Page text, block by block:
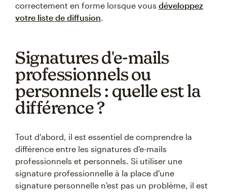
correctement en forme lorsque vous développez
votre liste de diffusion.
Signatures d'e-mails
professionnels ou
personnels : quelle est la
différence ?
Tout d'abord, il est essentiel de comprendre la
différence entre les signatures d'e-mails
professionnels et personnels. Si utiliser une
signature professionnelle à la place d'une
signature personnelle n'est pas un problème, il est